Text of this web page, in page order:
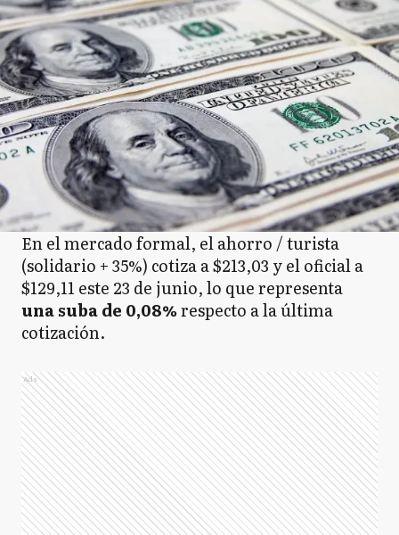
En el mercado formal, el ahorro / turista
(solidario + 35%) cotiza a $213,03 y el oficial a
$129,11 este 23 de junio, lo que representa
una suba de 0,08%respecto a la última
cotización.
Ads